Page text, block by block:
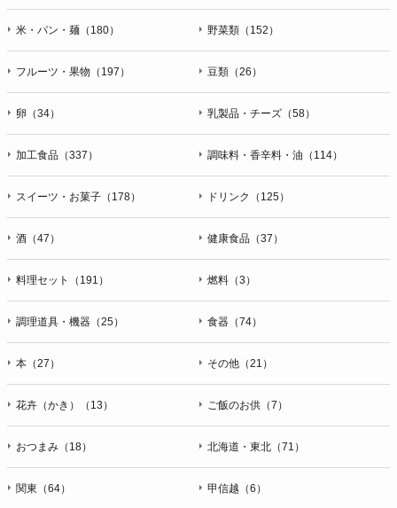
米・パン・麺（180） 野菜類（152）
フルーツ・果物（197） 豆類（26）
卵（34） 乳製品・チーズ（58）
加工食品（337） 調味料・香辛料・油（114）
スイーツ・お菓子（178） ドリンク（125）
酒（47） 健康食品（37）
料理セット（191） 燃料（3）
調理道具・機器（25） 食器（74）
本（27） その他（21）
花卉（かき）（13） ご飯のお供（7）
おつまみ（18） 北海道・東北（71）
関東（64） 甲信越（6）